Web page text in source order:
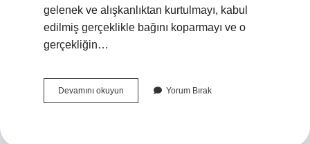
gelenek ve alışkanlıktan kurtulmayı, kabul
edilmiş gerçeklikle bağını koparmayı ve o
gerçekliğin…
Devamını okuyun Gerçeküstücülük
Hangi
Yorum Bırak